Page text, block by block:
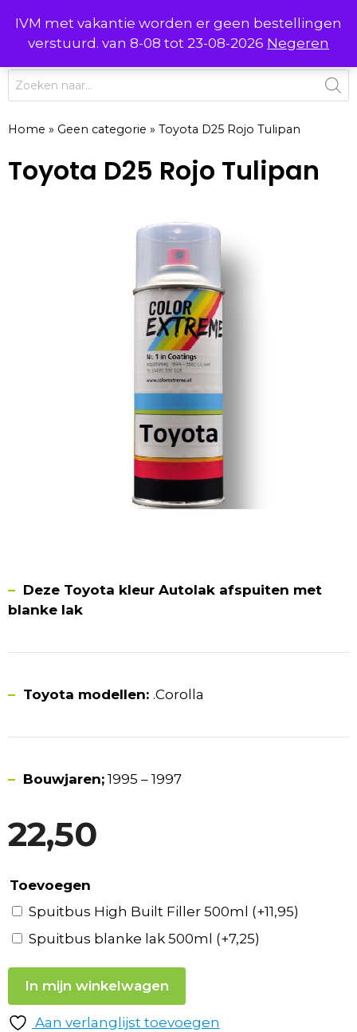
IVM met vakantie worden er geen bestellingen
verstuurd. van 8-08 tot 23-08-2026 Negeren
naar
inhoud
0 MENU
Producten
zoeken
Home » Geen categorie » Toyota D25 Rojo Tulipan
Toyota D25 Rojo Tulipan
– Deze Toyota kleur Autolak afspuiten met
blanke lak
– Toyota modellen: .Corolla
– Bouwjaren; 1995 – 1997
22,50
Toevoegen
Spuitbus High Built Filler 500ml (+11,95)
Spuitbus blanke lak 500ml (+7,25)
In mijn winkelwagen
Aan verlanglijst toevoegen